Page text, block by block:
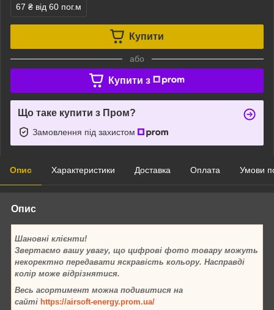
67 ₴ від 60 пог.м
Купити
або
Купити з
Що таке купити з Пром?
Замовлення під захистом
Опис Характеристики Доставка Оплата Умови
Опис
Шановні клієнти!
Звертаємо вашу увагу, що цифрові фото товару можуть
некоректно передавати яскравість кольору. Насправді
колір може відрізнятися.
Весь асортимент можна подивитися на
сайті https://airsoft-energy.prom.ua/